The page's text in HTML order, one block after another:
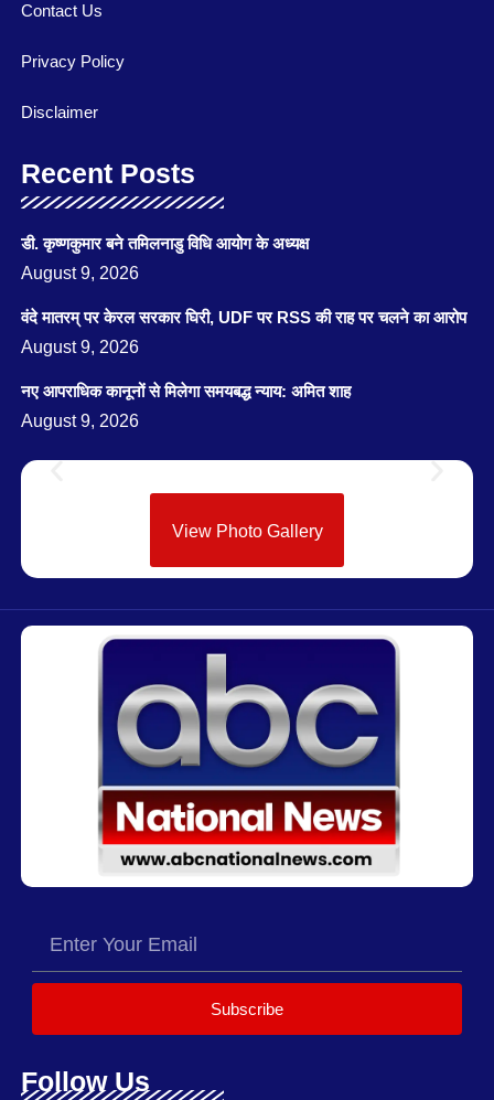
Contact Us
Privacy Policy
Disclaimer
Recent Posts
डी. कृष्णकुमार बने तमिलनाडु विधि आयोग के अध्यक्ष
August 9, 2026
वंदे मातरम् पर केरल सरकार घिरी, UDF पर RSS की राह पर चलने का आरोप
August 9, 2026
नए आपराधिक कानूनों से मिलेगा समयबद्ध न्याय: अमित शाह
August 9, 2026
View Photo Gallery
Subscribe
Follow Us